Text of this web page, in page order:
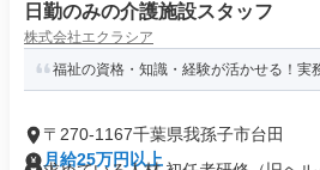
日勤のみの介護施設スタッフ
株式会社エクラシア
福祉の資格・知識・経験が活かせる！
〒270-1167千葉県我孫子市台田
月給25万円以上